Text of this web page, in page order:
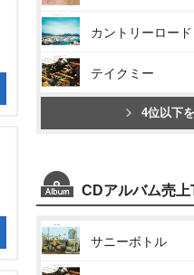
カントリーロード
テイクミー
4位以下
CDアルバム売
サニーボトル